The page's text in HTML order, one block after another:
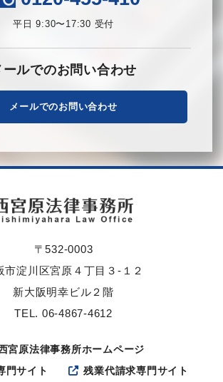
平日 9:30〜17:30 受付
ールでのお問い合わせ
メールでのお問い合わせ
〒532-0003
市淀川区宮原４丁目３-１２
新大阪明幸ビル２階
TEL. 06-4867-4612
宮原法律事務所ホームページ
門サイト
残業代請求専門サイト